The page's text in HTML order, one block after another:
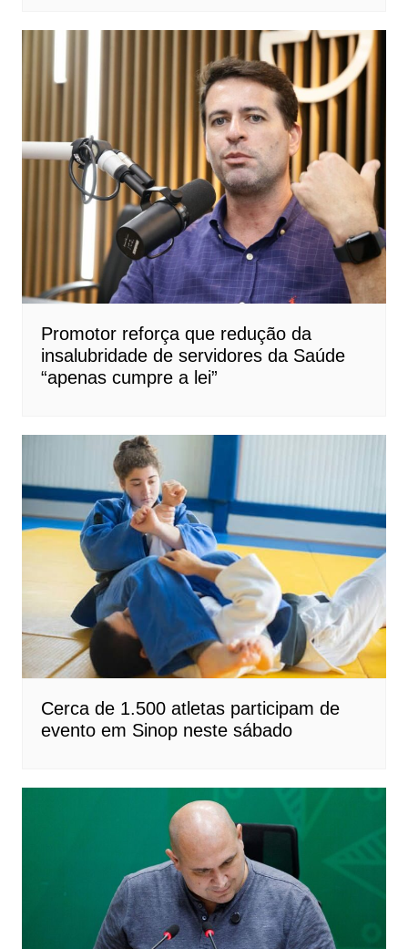
Promotor reforça que redução da
insalubridade de servidores da Saúde
“apenas cumpre a lei”
Cerca de 1.500 atletas participam de
evento em Sinop neste sábado